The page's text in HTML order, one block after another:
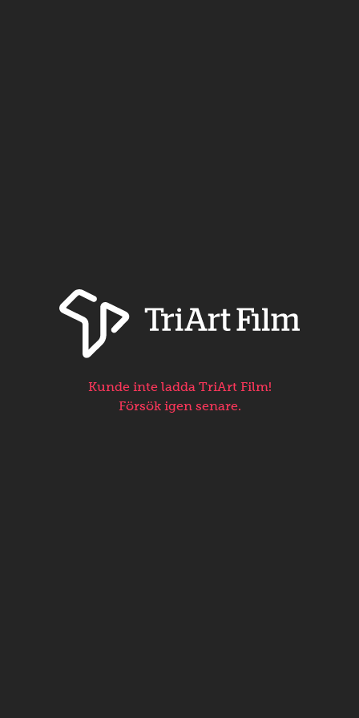
Kunde inte ladda TriArt Film!
Försök igen senare.